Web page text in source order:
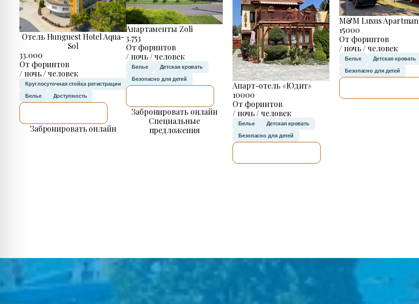
Отель Hunguest Hotel Aqua-
Sol
33.000
От форинтов
/ ночь / человек
Круглосуточная стойка регистрации
Белье Доступность
Забронировать онлайн
Апартаменты Zoli
3.753
От форинтов
/ ночь / человек
Белье Детская кровать
Безопасно для детей
Забронировать онлайн
Специальные
предложения
Апарт-отель «Юдит»
10000
От форинтов
/ ночь / человек
Белье Детская кровать
Безопасно для детей
M&M Luxus Apartman
15000
От форинтов
/ ночь / человек
Белье Детская кровать
Безопасно для детей